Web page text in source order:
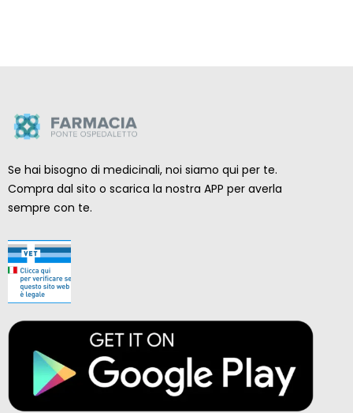
Se hai bisogno di medicinali, noi siamo qui per te.
Compra dal sito o scarica la nostra APP per averla
sempre con te.